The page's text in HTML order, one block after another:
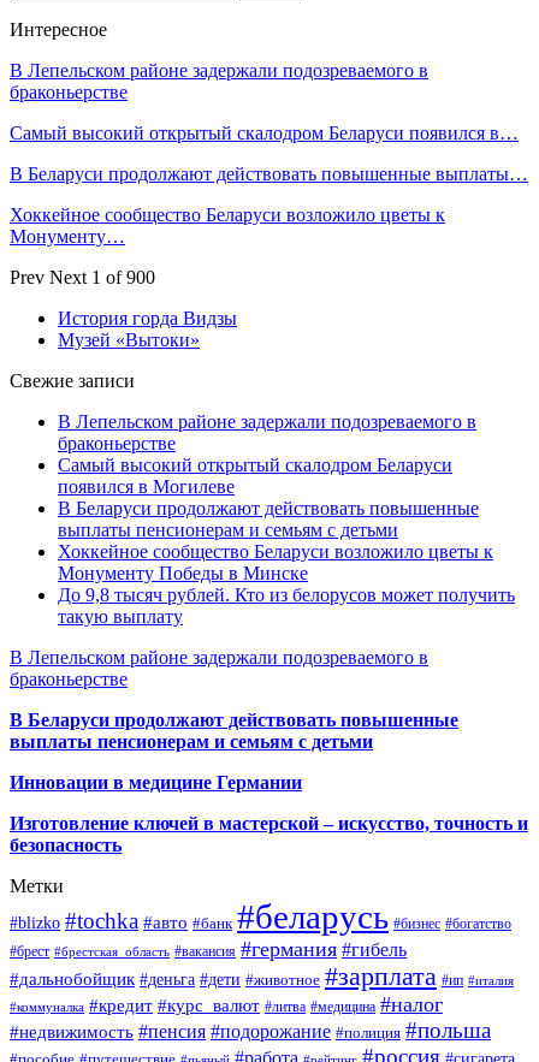
Интересное
В Лепельском районе задержали подозреваемого в
браконьерстве
Самый высокий открытый скалодром Беларуси появился в…
В Беларуси продолжают действовать повышенные выплаты…
Хоккейное сообщество Беларуси возложило цветы к
Монументу…
Prev Next 1 of 900
История горда Видзы
Музей «Вытоки»
Свежие записи
В Лепельском районе задержали подозреваемого в
браконьерстве
Самый высокий открытый скалодром Беларуси
появился в Могилеве
В Беларуси продолжают действовать повышенные
выплаты пенсионерам и семьям с детьми
Хоккейное сообщество Беларуси возложило цветы к
Монументу Победы в Минске
До 9,8 тысяч рублей. Кто из белорусов может получить
такую выплату
В Лепельском районе задержали подозреваемого в
браконьерстве
В Беларуси продолжают действовать повышенные
выплаты пенсионерам и семьям с детьми
Инновации в медицине Германии
Изготовление ключей в мастерской – искусство, точность и
безопасность
Метки
#blizko #tochka #авто #банк #беларусь #бизнес #богатство
#брест #брестская_область #вакансия #германия #гибель
#дальнобойщик #деньга #дети #животное #зарплата #ип #италия
#коммуналка #кредит #курс_валют #литва #медицина #налог
#недвижимость #пенсия #подорожание #полиция #польша
#работа #россия